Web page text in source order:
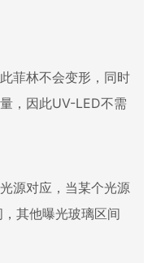
菲林不会变形，同时
，因此UV-LED不需
源对应，当某个光源
其他曝光玻璃区间